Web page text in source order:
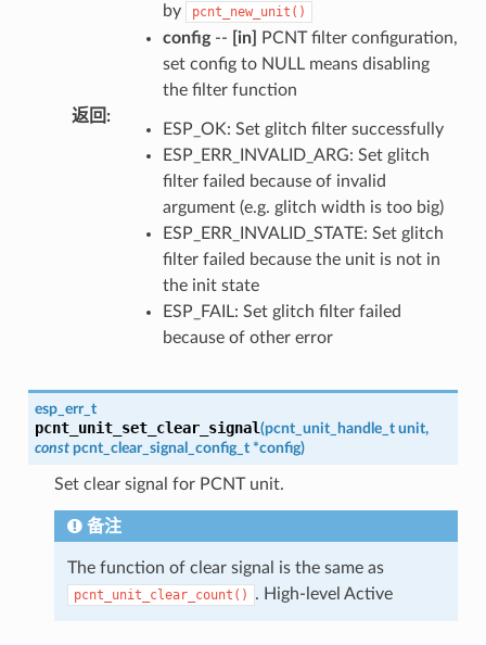
by
pcnt_new_unit()
config-- [in]
PCNT filter configuration,
set config to NULL means disabling
the filter function
返回 :
ESP_OK: Set glitch filter successfully
ESP_ERR_INVALID_ARG: Set glitch
filter failed because of invalid
argument (e.g. glitch width is too big)
ESP_ERR_INVALID_STATE: Set glitch
filter failed because the unit is not in
the init state
ESP_FAIL: Set glitch filter failed
because of other error
esp_err_t
pcnt_unit_set_clear_signal(pcnt_unit_handle_t unit,
const pcnt_clear_signal_config_t *config)
Set clear signal for PCNT unit.
备注
The function of clear signal is the same as
pcnt_unit_clear_count() . High-level Active